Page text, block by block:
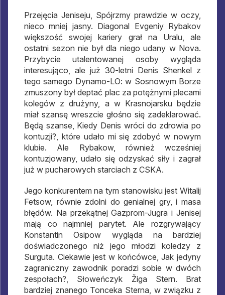
Przejęcia Jeniseju, Spójrzmy prawdzie w oczy,
nieco mniej jasny. Diagonal Evgeniy Rybakov
większość swojej kariery grał na Uralu, ale
ostatni sezon nie był dla niego udany w Nova.
Przybycie utalentowanej osoby wygląda
interesująco, ale już 30-letni Denis Shenkel z
tego samego Dynamo-LO: w Sosnowym Borze
zmuszony był deptać plac za potężnymi plecami
kolegów z drużyny, a w Krasnojarsku będzie
miał szansę wreszcie głośno się zadeklarować.
Będą szanse, Kiedy Denis wróci do zdrowia po
kontuzji?, które udało mi się zdobyć w nowym
klubie. Ale Rybakow, również wcześniej
kontuzjowany, udało się odzyskać siły i zagrał
już w pucharowych starciach z CSKA.
Jego konkurentem na tym stanowisku jest Witalij
Fetsow, równie zdolni do genialnej gry, i masa
błędów. Na przekątnej Gazprom-Jugra i Jenisej
mają co najmniej parytet. Ale rozgrywający
Konstantin Osipow wygląda na bardziej
doświadczonego niż jego młodzi koledzy z
Surguta. Ciekawie jest w końcówce, Jak jedyny
zagraniczny zawodnik poradzi sobie w dwóch
zespołach?, Słoweńczyk Žiga Stern. Brat
bardziej znanego Tonceka Sterna, w związku z